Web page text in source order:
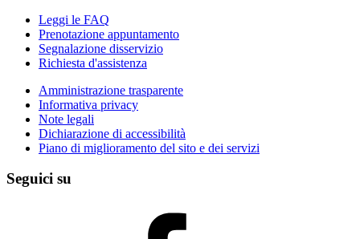
Leggi le FAQ
Prenotazione appuntamento
Segnalazione disservizio
Richiesta d'assistenza
Amministrazione trasparente
Informativa privacy
Note legali
Dichiarazione di accessibilità
Piano di miglioramento del sito e dei servizi
Seguici su